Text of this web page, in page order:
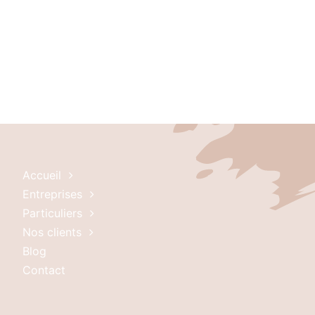
Accueil
Entreprises
Particuliers
Nos clients
Blog
Contact